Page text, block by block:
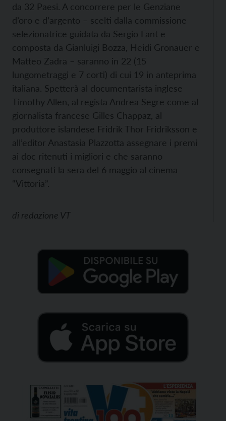
da 32 Paesi. A concorrere per le Genziane
d’oro e d’argento – scelti dalla commissione
selezionatrice guidata da Sergio Fant e
composta da Gianluigi Bozza, Heidi Gronauer e
Matteo Zadra – saranno in 22 (15
lungometraggi e 7 corti) di cui 19 in anteprima
italiana. Spetterà al documentarista inglese
Timothy Allen, al regista Andrea Segre come al
giornalista francese Gilles Chappaz, al
produttore islandese Fridrik Thor Fridriksson e
all’editor Anastasia Plazzotta assegnare i premi
ai doc ritenuti i migliori e che saranno
consegnati la sera del 6 maggio al cinema
“Vittoria”.
di redazione VT